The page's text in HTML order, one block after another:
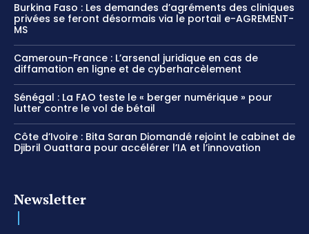
Burkina Faso : Les demandes d’agréments des cliniques
privées se feront désormais via le portail e-AGREMENT-
MS
Cameroun-France : L’arsenal juridique en cas de
diffamation en ligne et de cyberharcèlement
Sénégal : La FAO teste le « berger numérique » pour
lutter contre le vol de bétail
Côte d’Ivoire : Bita Saran Diomandé rejoint le cabinet de
Djibril Ouattara pour accélérer l’IA et l’innovation
Newsletter